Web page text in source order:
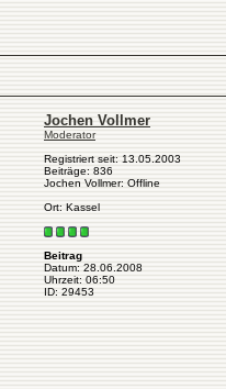
Jochen Vollmer
Moderator
Registriert seit: 13.05.2003
Beiträge: 836
Jochen Vollmer: Offline
Ort: Kassel
Beitrag
Datum: 28.06.2008
Uhrzeit: 06:50
ID: 29453